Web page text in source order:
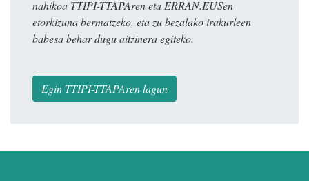
nahikoa TTIPI-TTAPAren eta ERRAN.EUSen
etorkizuna bermatzeko, eta zu bezalako irakurleen
babesa behar dugu aitzinera egiteko.
Egin TTIPI-TTAPAren lagun